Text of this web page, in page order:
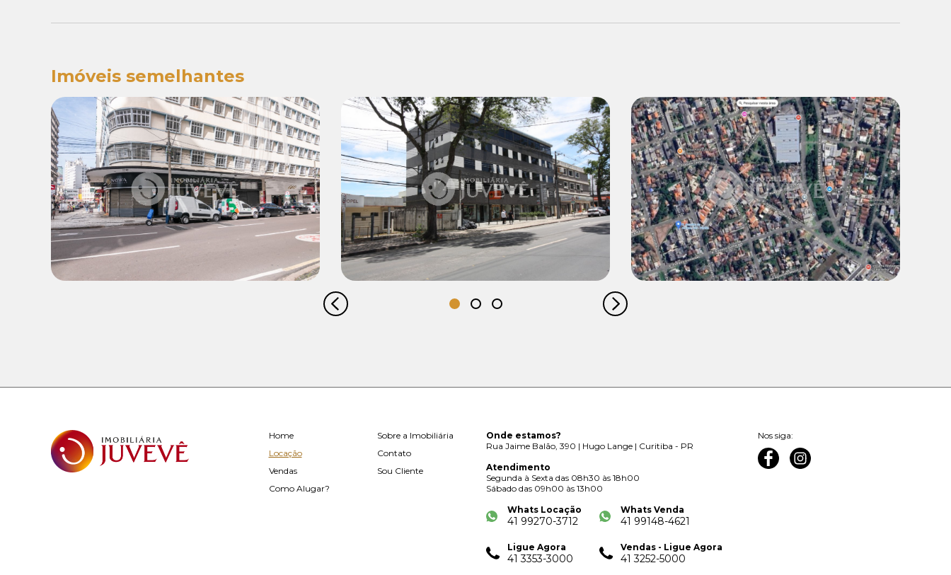
Imóveis semelhantes
Venda:
R$ 450.000,00
Locação:
R$ 1.540,00 Venda:
R$ 499.000,00
Home
Locação
Vendas
Como Alugar?
Sobre a Imobiliária
Contato
Sou Cliente
Onde estamos?
Rua Jaime Balão, 390 | Hugo Lange | Curitiba - PR
Atendimento
Segunda à Sexta das 08h30 às 18h00
Sábado das 09h00 às 13h00
Whats Locação
41 99270-3712
Whats Venda
41 99148-4621
Ligue Agora
41 3353-3000
Vendas - Ligue Agora
41 3252-5000
Nos siga: